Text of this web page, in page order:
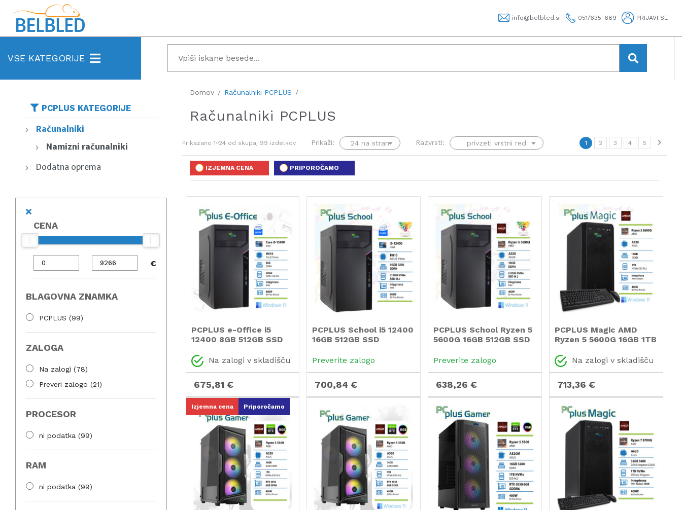
info@belbled.si 051/635-689 PRIJAVI SE
VSE KATEGORIJE
PCPLUS KATEGORIJE
Računalniki
Namizni računalniki
Dodatna oprema
CENA
€
BLAGOVNA ZNAMKA
PCPLUS (99)
ZALOGA
Na zalogi (78)
Preveri zalogo (21)
PROCESOR
ni podatka (99)
RAM
ni podatka (99)
Domov Računalniki PCPLUS
Računalniki PCPLUS
Prikazano 1~24od skupaj 99 izdelkov Prikaži: Razvrsti: 1 2 3 4 5
IZJEMNA CENA PRIPOROČAMO
PCPLUS e-Office i5
12400 8GB 512GB SSD
namizni računalnik
Na zalogi v skladišču
675,81 €
PCPLUS School i5 12400
16GB 512GB SSD
(samo za izobraževalne
Preverite zalogo
700,84 €
PCPLUS School Ryzen 5
5600G 16GB 512GB SSD
(samo za izobraževalne
Preverite zalogo
638,26 €
PCPLUS Magic AMD
Ryzen 5 5600G 16GB 1TB
Home tipkovnica miška
namizni računalnik
Na zalogi v skladišču
713,36 €
Izjemna cena Priporočamo